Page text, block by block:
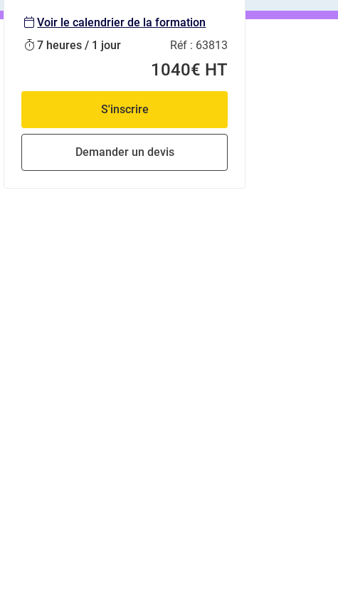
Voir le calendrier de la formation
7 heures / 1 jour
Réf : 63813
1040€ HT
S'inscrire
Demander un devis